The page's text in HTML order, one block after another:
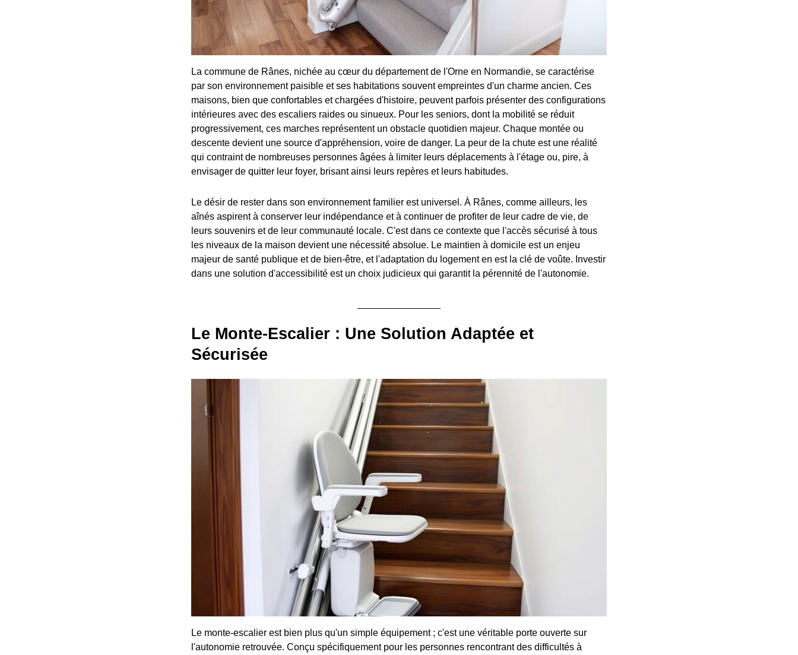
La commune de Rânes, nichée au cœur du département de l'Orne en Normandie, se caractérise
par son environnement paisible et ses habitations souvent empreintes d'un charme ancien. Ces
maisons, bien que confortables et chargées d'histoire, peuvent parfois présenter des configurations
intérieures avec des escaliers raides ou sinueux. Pour les seniors, dont la mobilité se réduit
progressivement, ces marches représentent un obstacle quotidien majeur. Chaque montée ou
descente devient une source d'appréhension, voire de danger. La peur de la chute est une réalité
qui contraint de nombreuses personnes âgées à limiter leurs déplacements à l'étage ou, pire, à
envisager de quitter leur foyer, brisant ainsi leurs repères et leurs habitudes.
Le désir de rester dans son environnement familier est universel. À Rânes, comme ailleurs, les
aînés aspirent à conserver leur indépendance et à continuer de profiter de leur cadre de vie, de
leurs souvenirs et de leur communauté locale. C'est dans ce contexte que l'accès sécurisé à tous
les niveaux de la maison devient une nécessité absolue. Le maintien à domicile est un enjeu
majeur de santé publique et de bien-être, et l'adaptation du logement en est la clé de voûte. Investir
dans une solution d'accessibilité est un choix judicieux qui garantit la pérennité de l'autonomie.
Le Monte-Escalier : Une Solution Adaptée et
Sécurisée
Le monte-escalier est bien plus qu'un simple équipement ; c'est une véritable porte ouverte sur
l'autonomie retrouvée. Conçu spécifiquement pour les personnes rencontrant des difficultés à